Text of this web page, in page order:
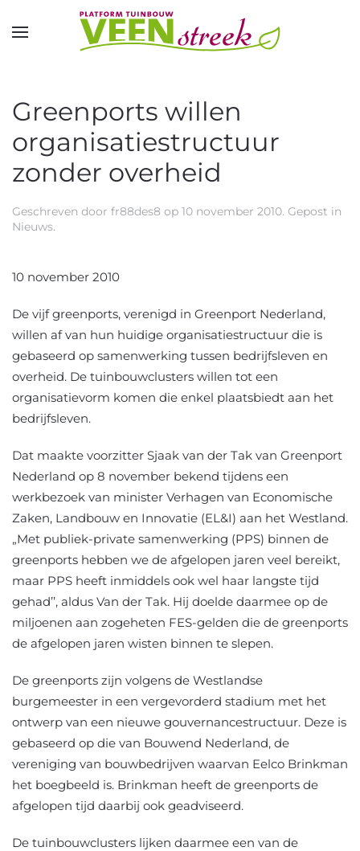
Overslaan en naar de inhoud gaan
Greenports willen
organisatiestructuur
zonder overheid
Geschreven door fr88des8 op 10 november 2010. Gepost in
Nieuws.
10 november 2010
De vijf greenports, verenigd in Greenport Nederland,
willen af van hun huidige organisatiestructuur die is
gebaseerd op samenwerking tussen bedrijfsleven en
overheid. De tuinbouwclusters willen tot een
organisatievorm komen die enkel plaatsbiedt aan het
bedrijfsleven.
Dat maakte voorzitter Sjaak van der Tak van Greenport
Nederland op 8 november bekend tijdens een
werkbezoek van minister Verhagen van Economische
Zaken, Landbouw en Innovatie (EL&I) aan het Westland.
„Met publiek-private samenwerking (PPS) binnen de
greenports hebben we de afgelopen jaren veel bereikt,
maar PPS heeft inmiddels ook wel haar langste tijd
gehad’’, aldus Van der Tak. Hij doelde daarmee op de
miljoenen aan zogeheten FES-gelden die de greenports
de afgelopen jaren wisten binnen te slepen.
De greenports zijn volgens de Westlandse
burgemeester in een vergevorderd stadium met het
ontwerp van een nieuwe gouvernancestructuur. Deze is
gebaseerd op die van Bouwend Nederland, de
vereniging van bouwbedrijven waarvan Eelco Brinkman
het boegbeeld is. Brinkman heeft de greenports de
afgelopen tijd daarbij ook geadviseerd.
De tuinbouwclusters lijken daarmee een van de